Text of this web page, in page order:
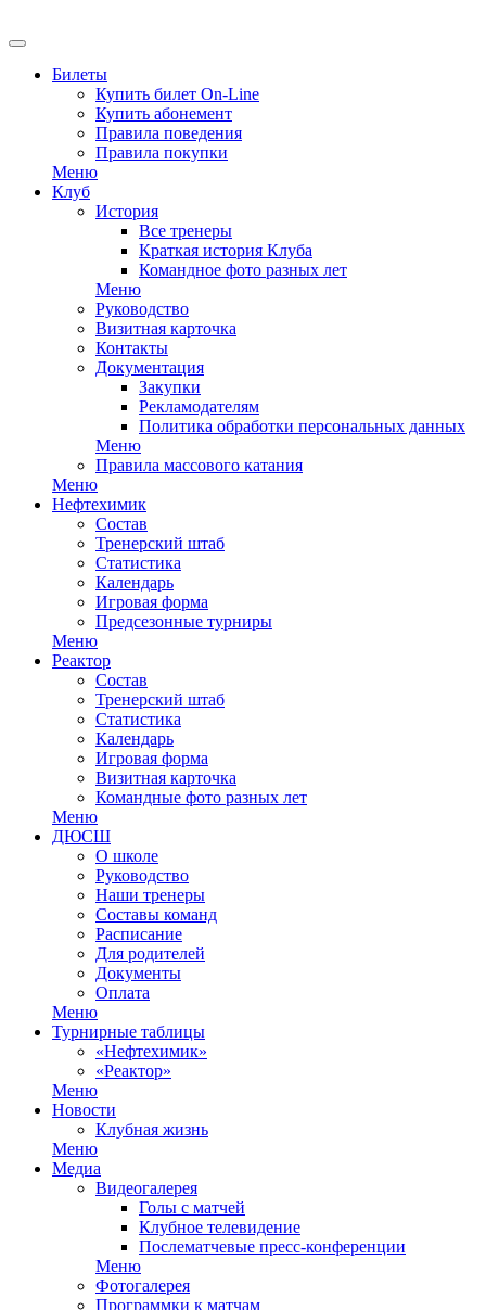
Билеты
Купить билет On-Line
Купить абонемент
Правила поведения
Правила покупки
Меню
Клуб
История
Все тренеры
Краткая история Клуба
Командное фото разных лет
Меню
Руководство
Визитная карточка
Контакты
Документация
Закупки
Рекламодателям
Политика обработки персональных данных
Меню
Правила массового катания
Меню
Нефтехимик
Состав
Тренерский штаб
Статистика
Календарь
Игровая форма
Предсезонные турниры
Меню
Реактор
Состав
Тренерский штаб
Статистика
Календарь
Игровая форма
Визитная карточка
Командные фото разных лет
Меню
ДЮСШ
О школе
Руководство
Наши тренеры
Составы команд
Расписание
Для родителей
Документы
Оплата
Меню
Турнирные таблицы
«Нефтехимик»
«Реактор»
Меню
Новости
Клубная жизнь
Меню
Медиа
Видеогалерея
Голы с матчей
Клубное телевидение
Послематчевые пресс-конференции
Меню
Фотогалерея
Программки к матчам